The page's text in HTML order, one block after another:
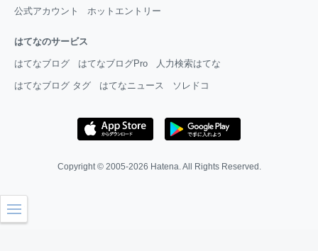
公式アカウント ホットエントリー
はてなのサービス
はてなブログ はてなブログPro 人力検索はてな
はてなブログ タグ はてなニュース ソレドコ
Copyright © 2005-2026 Hatena. All Rights Reserved.